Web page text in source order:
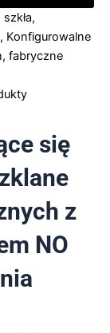
,
, Konfigurowalne
,fabryczne
się
z
NO